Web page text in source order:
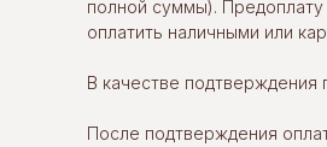
полной суммы).
оплатить наличными или
В качестве подтверждения
После подтверждения